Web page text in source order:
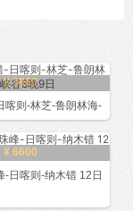
¥ 3860
喀则-林芝-鲁朗林海-
¥ 6600
-日喀则-纳木错 12日